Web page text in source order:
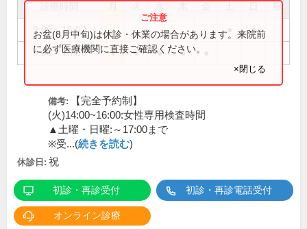
祝
9:00～16:00 ●
9:00～18:00 ● ● ● ●
お盆(8月中旬)は休診・休業の場合があります。来院前
に必ず医療機関に直接ご確認ください。
×閉じる
備考:
【完全予約制】
(火)14:00~16:00:女性専用検査時間
▲土曜・日曜:～17:00まで
※受...(続きを読む)
休診日: 祝
初診・再診受付 初診・再診電話受付
オンライン診療